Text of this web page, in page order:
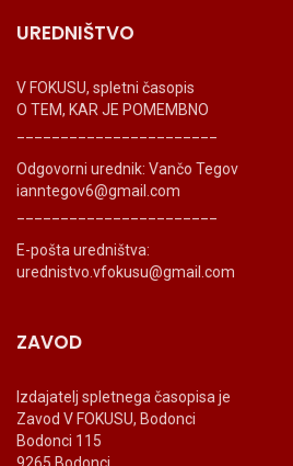
UREDNIŠTVO
V FOKUSU, spletni časopis
O TEM, KAR JE POMEMBNO
Odgovorni urednik: Vančo Tegov
ianntegov6@gmail.com
E-pošta uredništva:
urednistvo.vfokusu@gmail.com
ZAVOD
Izdajatelj spletnega časopisa je
Zavod V FOKUSU, Bodonci
Bodonci 115
9265 Bodonci